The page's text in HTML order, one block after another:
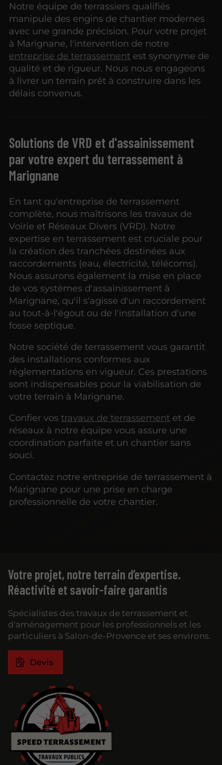
Notre équipe de terrassiers qualifiés
manipule des engins de chantier modernes
avec une grande précision. Pour votre projet
à Marignane, l'intervention de notre
entreprise de terrassement est synonyme de
qualité et de rigueur. Nous nous engageons
à livrer un terrain prêt à construire dans les
délais convenus.
Solutions de VRD et d'assainissement
par votre expert du terrassement à
Marignane
En tant qu'entreprise de terrassement
complète, nous maîtrisons les travaux de
Voirie et Réseaux Divers (VRD). Notre
expertise en terrassement est cruciale pour
la création des tranchées destinées aux
raccordements (eau, électricité, télécoms).
Nous assurons également la mise en place
de vos systèmes d'assainissement à
Marignane, qu'il s'agisse d'un raccordement
au tout-à-l'égout ou de l'installation d'une
fosse septique.
Notre société de terrassement vous garantit
des installations conformes aux
réglementations en vigueur. Ces prestations
sont indispensables pour la viabilisation de
votre terrain à Marignane.
Confier vostravaux de terrassement et de
réseaux à notre équipe vous assure une
coordination parfaite et un chantier sans
souci.
Contactez notre entreprise de terrassement à
Marignane pour une prise en charge
professionnelle de votre chantier.
Votre projet, notre terrain d’expertise.
Réactivité et savoir-faire garantis
Spécialistes des travaux de terrassement et
d'aménagement pour les professionnels et les
particuliers à Salon-de-Provence et ses environs.
Devis